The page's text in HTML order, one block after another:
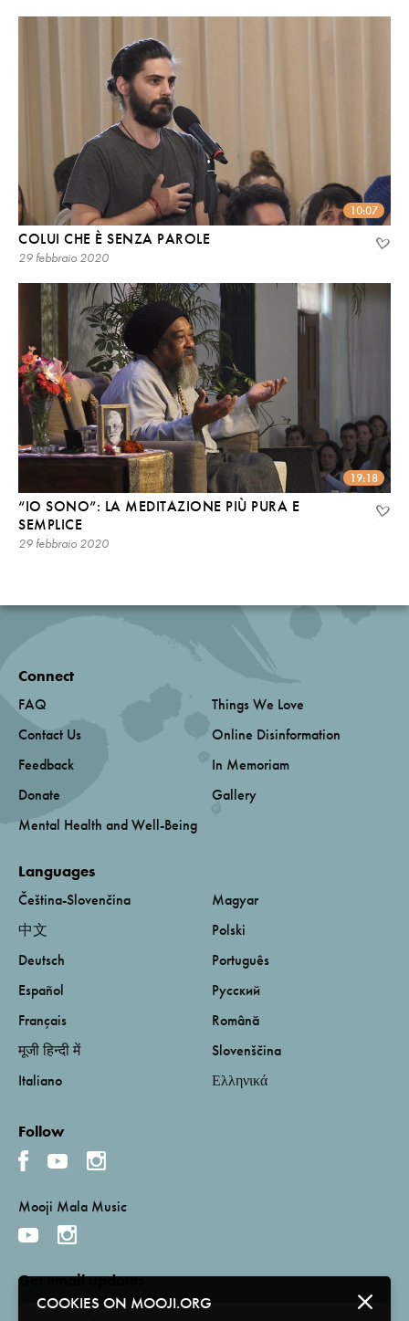
10:07
COLUI CHE È SENZA PAROLE
29 febbraio 2020
19:18
“IO SONO”: LA MEDITAZIONE PIÙ PURA E
SEMPLICE
29 febbraio 2020
COOKIES ON MOOJI.ORG
Connect
FAQ
Contact Us
Feedback
Donate
Mental Health and Well-Being
Things We Love
Online Disinformation
In Memoriam
Gallery
Languages
Čeština-Slovenčina
中文
Deutsch
Español
Français
मूजी हिन्दी में
Italiano
Magyar
Polski
Português
Русский
Română
Slovenščina
Ελληνικά
Follow
Mooji Mala Music
Get email updates